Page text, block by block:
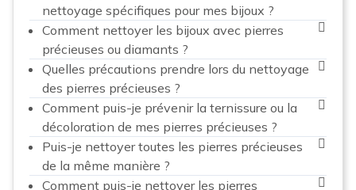
nettoyage spécifiques pour mes bijoux ?
Comment nettoyer les bijoux avec pierres
précieuses ou diamants ?
Quelles précautions prendre lors du nettoyage
des pierres précieuses ?
Comment puis-je prévenir la ternissure ou la
décoloration de mes pierres précieuses ?
Puis-je nettoyer toutes les pierres précieuses
de la même manière ?
Comment puis-je nettoyer les pierres